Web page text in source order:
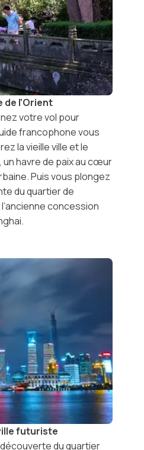
de l'Orient
votre vol pour
francophone vous
lavieille villeet le
, un havre de paix au cœur
Puis vous plongez
du quartier de
concession
futuriste
duquartier